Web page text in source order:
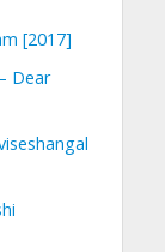
[2017]
Dear